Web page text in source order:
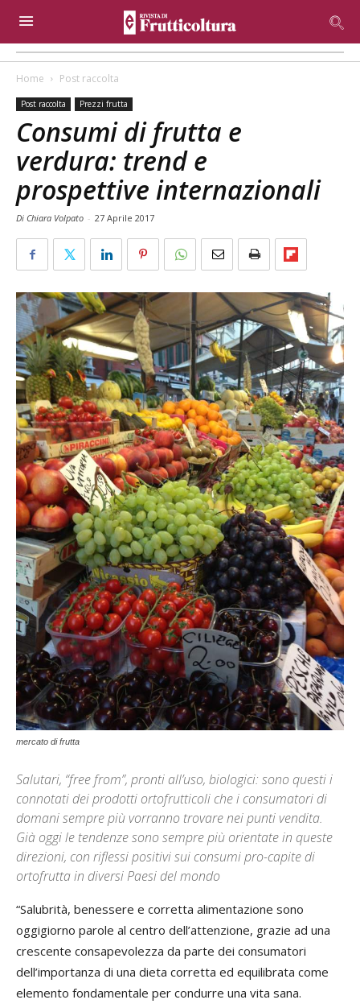
Home Post raccolta
Post raccolta Prezzi frutta
Consumi di frutta e
verdura: trend e
prospettive internazionali
Di Chiara Volpato - 27 Aprile 2017
mercato di frutta
Salutari, “free from”, pronti all’uso, biologici: sono questi i
connotati dei prodotti ortofrutticoli che i consumatori di
domani sempre più vorranno trovare nei punti vendita.
Già oggi le tendenze sono sempre più orientate in queste
direzioni, con riflessi positivi sui consumi pro-capite di
ortofrutta in diversi Paesi del mondo
“Salubrità, benessere e corretta alimentazione sono
oggigiorno parole al centro dell’attenzione, grazie ad una
crescente consapevolezza da parte dei consumatori
dell’importanza di una dieta corretta ed equilibrata come
elemento fondamentale per condurre una vita sana.